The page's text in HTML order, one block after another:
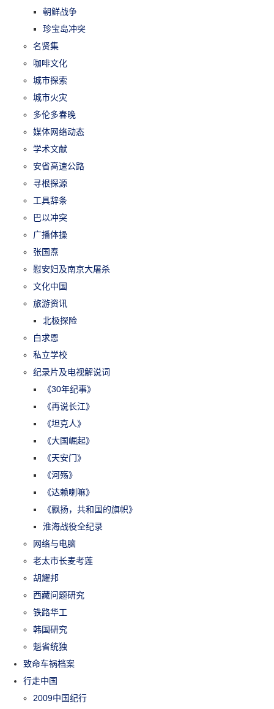
朝鲜战争
珍宝岛冲突
名贤集
咖啡文化
城市探索
城市火灾
多伦多春晚
媒体网络动态
学术文献
安省高速公路
寻根探源
工具辞条
巴以冲突
广播体操
张国焘
慰安妇及南京大屠杀
文化中国
旅游资讯
北极探险
白求恩
私立学校
纪录片及电视解说词
《30年纪事》
《再说长江》
《坦克人》
《大国崛起》
《天安门》
《河殇》
《达赖喇嘛》
《飘扬，共和国的旗帜》
淮海战役全纪录
网络与电脑
老太市长麦考莲
胡耀邦
西藏问题研究
铁路华工
韩国研究
魁省统独
致命车祸档案
行走中国
2009中国纪行